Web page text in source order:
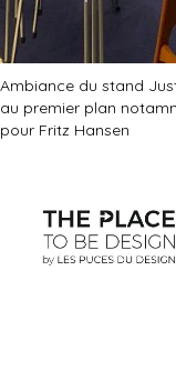
Ambiance du stand
au premier plan
pour Fritz Hansen